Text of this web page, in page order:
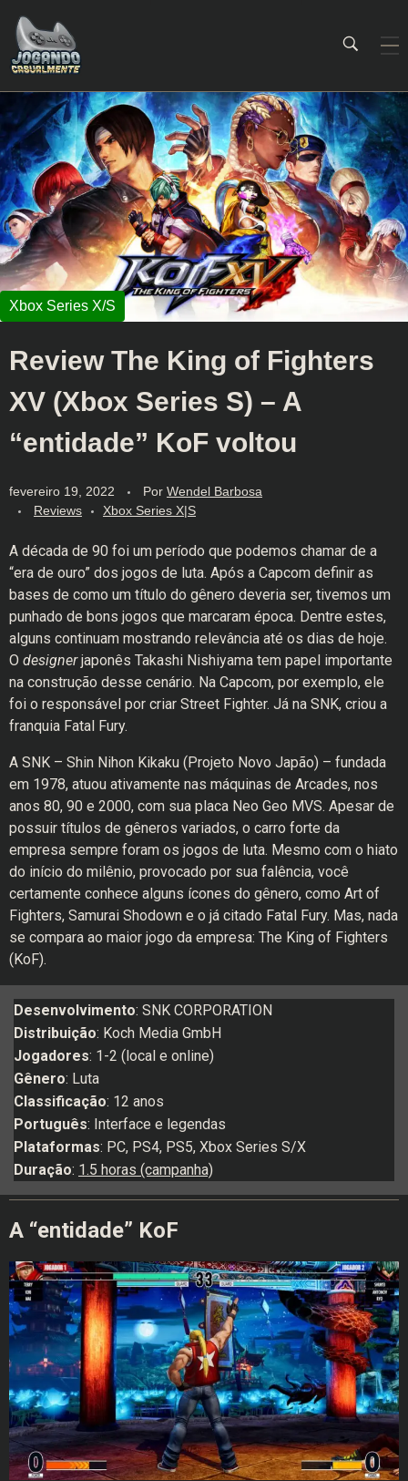
Jogando Casualmente
Conteúdo family friendly sobre games! Desde 2019 analisando jogos.
Review The King of Fighters
XV (Xbox Series S) – A
“entidade” KoF voltou
fevereiro 19, 2022 Por Wendel Barbosa
Reviews
Xbox Series X|S
A década de 90 foi um período que podemos chamar de a
“era de ouro” dos jogos de luta. Após a Capcom definir as
bases de como um título do gênero deveria ser, tivemos um
punhado de bons jogos que marcaram época. Dentre estes,
alguns continuam mostrando relevância até os dias de hoje.
O designerjaponês Takashi Nishiyama tem papel importante
na construção desse cenário. Na Capcom, por exemplo, ele
foi o responsável por criar Street Fighter. Já na SNK, criou a
franquia Fatal Fury.
A SNK – Shin Nihon Kikaku (Projeto Novo Japão) – fundada
em 1978, atuou ativamente nas máquinas de Arcades, nos
anos 80, 90 e 2000, com sua placa Neo Geo MVS. Apesar de
possuir títulos de gêneros variados, o carro forte da
empresa sempre foram os jogos de luta. Mesmo com o hiato
do início do milênio, provocado por sua falência, você
certamente conhece alguns ícones do gênero, como Art of
Fighters, Samurai Shodown e o já citado Fatal Fury. Mas, nada
se compara ao maior jogo da empresa: The King of Fighters
(KoF).
Desenvolvimento: SNK CORPORATION
Distribuição: Koch Media GmbH
Jogadores: 1-2 (local e online)
Gênero: Luta
Classificação: 12 anos
Português: Interface e legendas
Plataformas: PC, PS4, PS5, Xbox Series S/X
Duração: 1.5 horas (campanha)
A “entidade” KoF